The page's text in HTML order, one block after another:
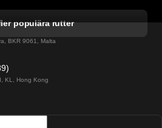
från Porto till Faro
Barcelona till Madrid
populära rutter
BKR 9061, Malta
KL, Hong Kong